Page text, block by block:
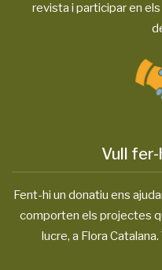
revista i participar en
Vull
Fent-hi un donatiu ens
comporten els projectes
lucre, a Flora